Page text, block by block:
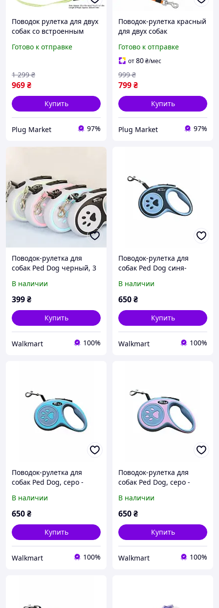
Поводок рулетка для двух
собак со встроенным
контейнером для пакетов
Готово к отправке
969₴
1 299 ₴
Купить
Plug Market 97%
Поводок-рулетка красный
для двух собак
поводок с фонариком и
контейнером для пакетов
3 м светоотражающий
Готово к отправке
от80₴/мес
799₴
999 ₴
Купить
Plug Market 97%
Поводок-рулетка для
собак Ped Dog черный, 3
В наличии
399₴
Купить
Walkmart 100%
Поводок-рулетка для
собак Ped Dog синя-
В наличии
650₴
Купить
Walkmart 100%
Поводок-рулетка для
собак Ped Dog, серо -
В наличии
650₴
Купить
Walkmart 100%
Поводок-рулетка для
собак Ped Dog, серо -
В наличии
650₴
Купить
Walkmart 100%